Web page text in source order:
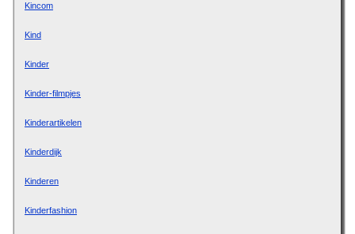
Kincom
Kind
Kinder
Kinder-filmpjes
Kinderartikelen
Kinderdijk
Kinderen
Kinderfashion